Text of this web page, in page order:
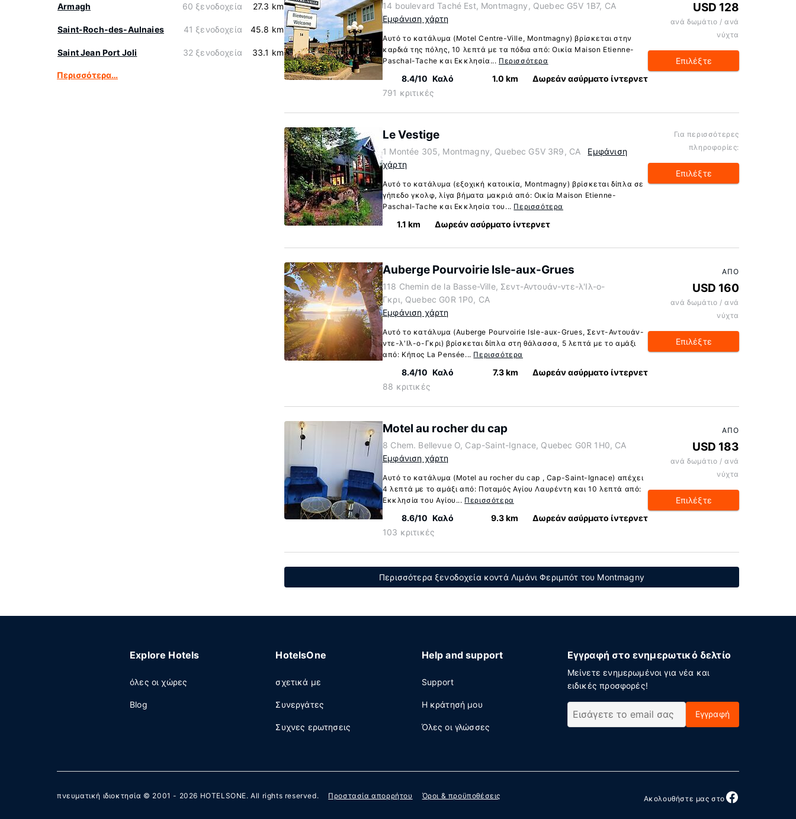
Armagh 60 ξενοδοχεία 27.3 km
Saint-Roch-des-Aulnaies 41 ξενοδοχεία 45.8 km
Saint Jean Port Joli 32 ξενοδοχεία 33.1 km
Περισσότερα…
14 boulevard Taché Est, Montmagny, Quebec G5V 1B7, CA
Εμφάνιση χάρτη
Αυτό το κατάλυμα (Motel Centre-Ville, Montmagny) βρίσκεται στην
καρδιά της πόλης, 10 λεπτά με τα πόδια από: Οικία Maison Etienne-
Paschal-Tache και Εκκλησία... Περισσότερα
8.4/10 Καλό
791 κριτικές
1.0 km Δωρεάν ασύρματο ίντερνετ
USD 128
ανά δωμάτιο / ανά
νύχτα
Επιλέξτε
Le Vestige
1 Montée 305, Montmagny, Quebec G5V 3R9, CA
Εμφάνιση
χάρτη
Αυτό το κατάλυμα (εξοχική κατοικία, Montmagny) βρίσκεται δίπλα σε
γήπεδο γκολφ, λίγα βήματα μακριά από: Οικία Maison Etienne-
Paschal-Tache και Εκκλησία του... Περισσότερα
1.1 km Δωρεάν ασύρματο ίντερνετ
Για περισσότερες
πληροφορίες:
Επιλέξτε
Auberge Pourvoirie Isle-aux-Grues
118 Chemin de la Basse-Ville, Σεντ-Αντουάν-ντε-λ'Ιλ-ο-
Γκρι, Quebec G0R 1P0, CA
Εμφάνιση χάρτη
Αυτό το κατάλυμα (Auberge Pourvoirie Isle-aux-Grues, Σεντ-Αντουάν-
ντε-λ'Ιλ-ο-Γκρι) βρίσκεται δίπλα στη θάλασσα, 5 λεπτά με το αμάξι
από: Κήπος La Pensée... Περισσότερα
8.4/10 Καλό
88 κριτικές
7.3 km Δωρεάν ασύρματο ίντερνετ
ΑΠΌ
USD 160
ανά δωμάτιο / ανά
νύχτα
Επιλέξτε
Motel au rocher du cap
8 Chem. Bellevue O, Cap-Saint-Ignace, Quebec G0R 1H0, CA
Εμφάνιση χάρτη
Αυτό το κατάλυμα (Motel au rocher du cap , Cap-Saint-Ignace) απέχει
4 λεπτά με το αμάξι από: Ποταμός Αγίου Λαυρέντη και 10 λεπτά από:
Εκκλησία του Αγίου... Περισσότερα
8.6/10 Καλό
103 κριτικές
9.3 km Δωρεάν ασύρματο ίντερνετ
ΑΠΌ
USD 183
ανά δωμάτιο / ανά
νύχτα
Επιλέξτε
Περισσότερα ξενοδοχεία κοντά Λιμάνι Φεριμπότ του Montmagny
Explore Hotels
όλες οι χώρες
Blog
HotelsOne
σχετικά με
Συνεργάτες
Συχνες ερωτησεις
Help and support
Support
Η κράτησή μου
Όλες οι γλώσσες
Εγγραφή στο ενημερωτικό δελτίο
Μείνετε ενημερωμένοι για νέα και
ειδικές προσφορές!
Εγγραφή
πνευματική ιδιοκτησία © 2001 - 2026 HOTELSONE. All rights reserved. Προστασία απορρήτου Όροι & προϋποθέσεις Ακολουθήστε μας στο